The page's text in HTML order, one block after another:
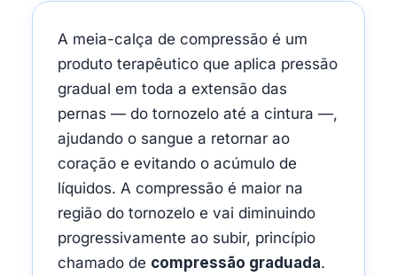
A meia-calça de compressão é um
produto terapêutico que aplica pressão
gradual em toda a extensão das
pernas — do tornozelo até a cintura —,
ajudando o sangue a retornar ao
coração e evitando o acúmulo de
líquidos. A compressão é maior na
região do tornozelo e vai diminuindo
progressivamente ao subir, princípio
chamado de compressão graduada.